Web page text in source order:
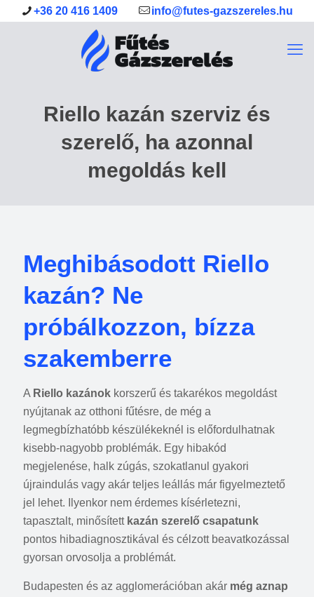
+36 20 416 1409 info@futes-gazszereles.hu
Riello kazán szerviz és
szerelő, ha azonnal
megoldás kell
Meghibásodott Riello
kazán? Ne
próbálkozzon, bízza
szakemberre
A Riello kazánok korszerű és takarékos megoldást
nyújtanak az otthoni fűtésre, de még a
legmegbízhatóbb készülékeknél is előfordulhatnak
kisebb-nagyobb problémák. Egy hibakód
megjelenése, halk zúgás, szokatlanul gyakori
újraindulás vagy akár teljes leállás már figyelmeztető
jel lehet. Ilyenkor nem érdemes kísérletezni,
tapasztalt, minősített kazán szerelő csapatunk
pontos hibadiagnosztikával és célzott beavatkozással
gyorsan orvosolja a problémát.
Budapesten és az agglomerációban akár még aznap